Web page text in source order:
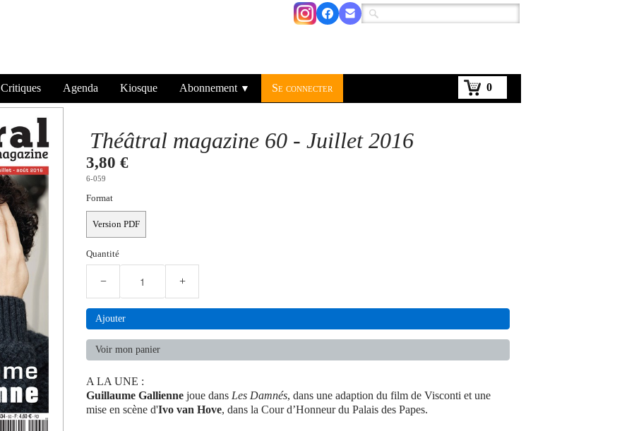
0
Critiques Agenda Kiosque Abonnement ▼ Se connecter
Théâtral magazine 60 - Juillet 2016
3,80 €
6-059
Format
Version PDF
Quantité
− +
Ajouter
Voir mon panier
A LA UNE :
Guillaume Gallienne joue dans Les Damnés, dans une adaption du film de Visconti et une
mise en scène d'Ivo van Hove, dans la Cour d’Honneur du Palais des Papes.